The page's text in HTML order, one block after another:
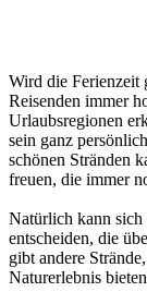
Wird die Ferienzeit
Reisenden immer
Urlaubsregionen
sein ganz
schönen Stränden
freuen, die immer
Natürlich kann
entscheiden, die
gibt andere
Naturerlebnis